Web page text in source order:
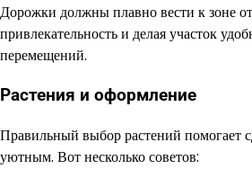
Дорожки должны плавно вести к зоне
привлекательность и делая участок
перемещений.
Растения и оформление
Правильный выбор растений помогает
уютным. Вот несколько советов: